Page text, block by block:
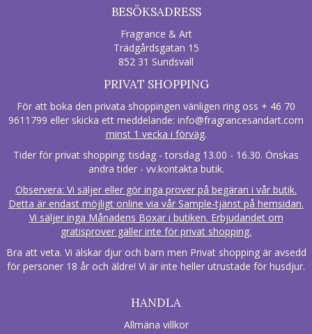
BESÖKSADRESS
Fragrance & Art
Trädgårdsgatan 15
852 31 Sundsvall
PRIVAT SHOPPING
För att boka den privata shoppingen vänligen ring oss + 46 70
9611799 eller skicka ett meddelande: info@fragrancesandart.com
minst 1 vecka i förväg.
Tider för privat shopping: tisdag - torsdag 13.00 - 16.30. Önskas
andra tider - vv.kontakta butik.
Observera: Vi säljer eller gör inga prover på begäran i vår butik.
Detta är endast möjligt online via vår Sample-tjänst på hemsidan.
Vi säljer inga Månadens Boxar i butiken. Erbjudandet om
gratisprover gäller inte för privat shopping.
Bra att veta. Vi älskar djur och barn men Privat shopping är avsedd
för personer 18 år och äldre! Vi är inte heller utrustade för husdjur.
HANDLA
Allmäna villkor